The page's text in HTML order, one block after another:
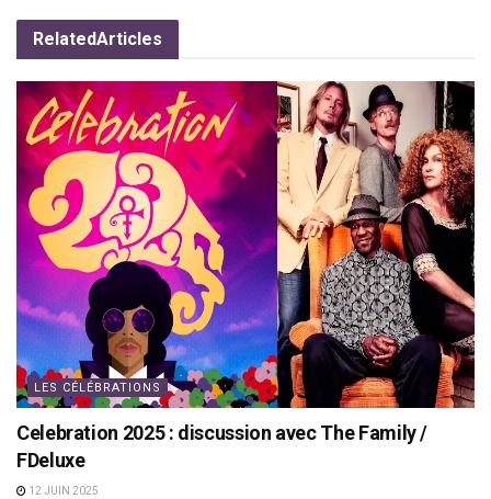
RelatedArticles
LES CÉLÉBRATIONS
Celebration 2025 : discussion avec The Family /
FDeluxe
12 JUIN 2025